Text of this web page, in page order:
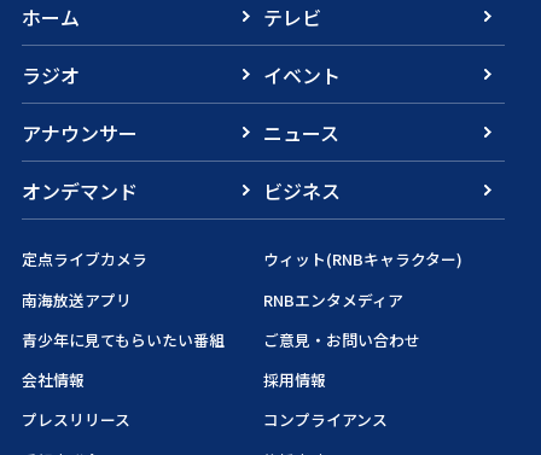
ホーム
テレビ
ラジオ
イベント
アナウンサー
ニュース
オンデマンド
ビジネス
定点ライブカメラ
ウィット(RNBキャラクター)
南海放送アプリ
RNBエンタメディア
青少年に見てもらいたい番組
ご意見・お問い合わせ
会社情報
採用情報
プレスリリース
コンプライアンス